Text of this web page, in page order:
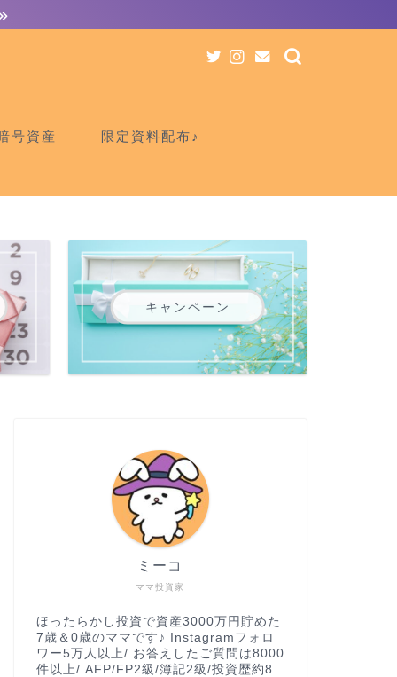
号資産 限定資料配布♪
キャンペーン
ママ投資家
ミーコ
ほったらかし投資で資産3000万円貯めた
7歳＆0歳のママです♪ Instagramフォロ
ワー5万人以上/ お答えしたご質問は8000
件以上/ AFP/FP2級/簿記2級/投資歴約8